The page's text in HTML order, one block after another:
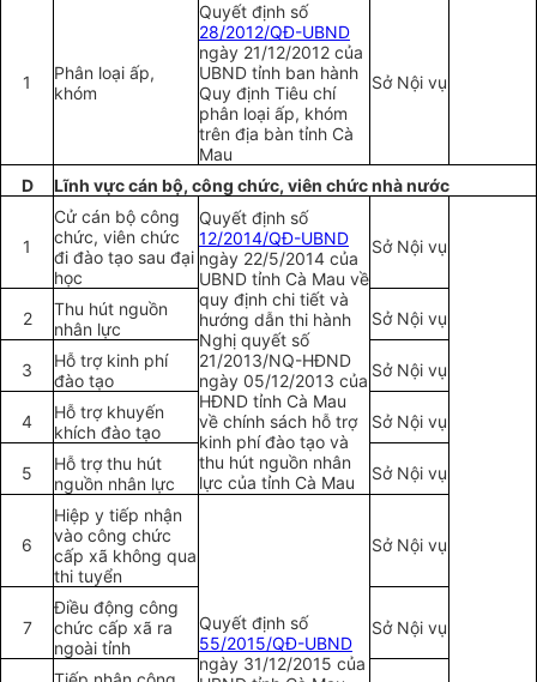
1
Phân loại ấp,
khóm
Quyết định số
28/2012/QĐ-UBND
ngày 21/12/2012 của
UBND tỉnh ban hành
Quy định Tiêu chí
phân loại ấp, khóm
trên địa bàn tỉnh Cà
Mau
Sở Nội vụ
D Lĩnh vực cán bộ, công chức, viên chức nhà nước
1
Cử cán bộ công
chức, viên chức
đi đào tạo sau đại
học
Quyết định số
12/2014/QĐ-UBND
ngày 22/5/2014 của
UBND tỉnh Cà Mau về
quy định chi tiết và
hướng dẫn thi hành
Nghị quyết số
21/2013/NQ-HĐND
ngày 05/12/2013 của
HĐND tỉnh Cà Mau
về chính sách hỗ trợ
kinh phí đào tạo và
thu hút nguồn nhân
lực của tỉnh Cà Mau
Sở Nội vụ
2
Thu hút nguồn
nhân lực
Sở Nội vụ
3
Hỗ trợ kinh phí
đào tạo
Sở Nội vụ
4
Hỗ trợ khuyến
khích đào tạo
Sở Nội vụ
5
Hỗ trợ thu hút
nguồn nhân lực
Sở Nội vụ
6
Hiệp y tiếp nhận
vào công chức
cấp xã không qua
thi tuyển
Quyết định số
55/2015/QĐ-UBND
ngày 31/12/2015 của
Sở Nội vụ
7
Điều động công
chức cấp xã ra
ngoài tỉnh
Sở Nội vụ